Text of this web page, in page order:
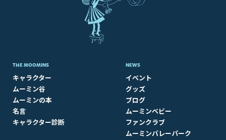
THE MOOMINS
キャラクター
ムーミン谷
ムーミンの本
名言
キャラクター診断
NEWS
イベント
グッズ
ブログ
ムーミンベビー
ファンクラブ
ムーミンバレーパーク